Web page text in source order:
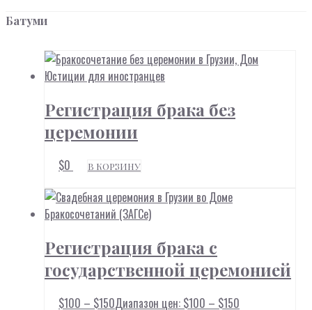
Батуми
Регистрация брака без
церемонии
$0 В КОРЗИНУ
Регистрация брака с
государственной церемонией
$100 – $150Диапазон цен: $100 – $150